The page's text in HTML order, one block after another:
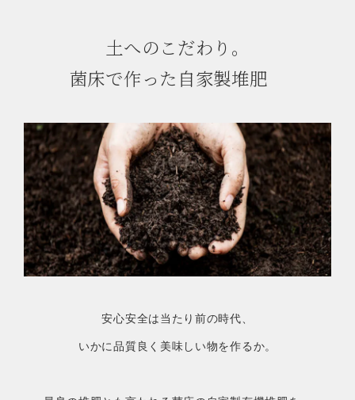
土へのこだわり。
菌床で作った自家製堆肥
安心安全は当たり前の時代、
いかに品質良く美味しい物を作るか。